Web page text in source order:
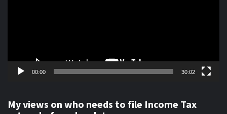
00:00 30:02
My views on who needs to file Income Tax